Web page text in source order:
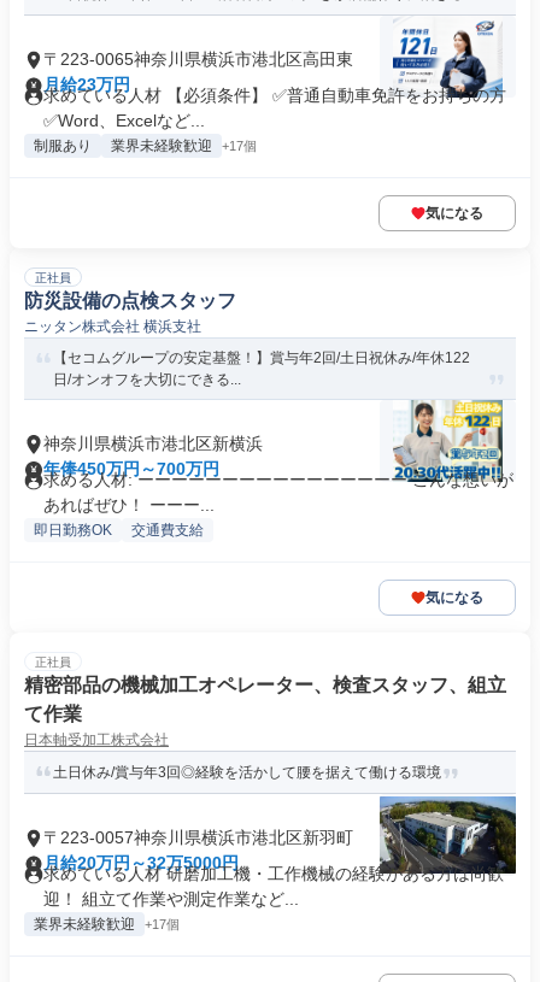
〒223-0065神奈川県横浜市港北区高田東
月給23万円
求めている人材 【必須条件】 ✅普通自動車免許をお持ちの方
✅Word、Excelなど...
制服あり 業界未経験歓迎 +17個
気になる
正社員
防災設備の点検スタッフ
ニッタン株式会社 横浜支社
【セコムグループの安定基盤！】賞与年2回/土日祝休み/年休122
日/オンオフを大切にできる...
神奈川県横浜市港北区新横浜
年俸450万円～700万円
求める人材: ーーーーーーーーーーーーーーーー こんな想いが
あればぜひ！ ーーー...
即日勤務OK 交通費支給
気になる
正社員
精密部品の機械加工オペレーター、検査スタッフ、組立
て作業
日本軸受加工株式会社
土日休み/賞与年3回◎経験を活かして腰を据えて働ける環境
〒223-0057神奈川県横浜市港北区新羽町
月給20万円～32万5000円
求めている人材 研磨加工機・工作機械の経験がある方は尚歓
迎！ 組立て作業や測定作業など...
業界未経験歓迎 +17個